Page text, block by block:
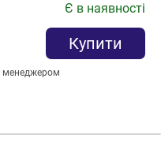
Є в наявності
Купити
менеджером